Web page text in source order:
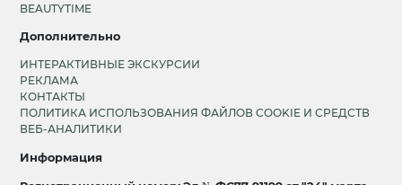
BEAUTYTIME
Дополнительно
ИНТЕРАКТИВНЫЕ ЭКСКУРСИИ
РЕКЛАМА
КОНТАКТЫ
ПОЛИТИКА ИСПОЛЬЗОВАНИЯ ФАЙЛОВ COOKIE И СРЕДСТВ
ВЕБ-АНАЛИТИКИ
Информация